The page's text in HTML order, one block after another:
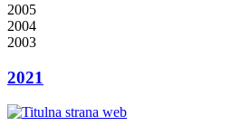
2005
2004
2003
2021